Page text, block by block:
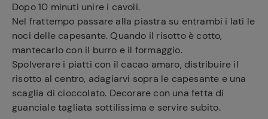
Dopo 10 minuti unire i cavoli.
Nel frattempo passare alla piastra su entrambi i lati le
noci delle capesante. Quando il risotto è cotto,
mantecarlo con il burro e il formaggio.
Spolverare i piatti con il cacao amaro, distribuire il
risotto al centro, adagiarvi sopra le capesante e una
scaglia di cioccolato. Decorare con una fetta di
guanciale tagliata sottilissima e servire subito.